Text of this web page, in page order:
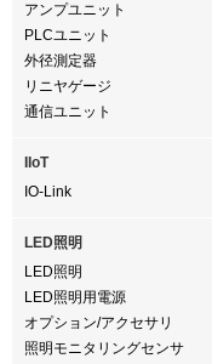
アンプユニット
PLCユニット
外径測定器
リニヤゲージ
通信ユニット
IIoT
IO-Link
LED照明
LED照明
LED照明用電源
オプション/アクセサリ
照明モニタリングセンサ